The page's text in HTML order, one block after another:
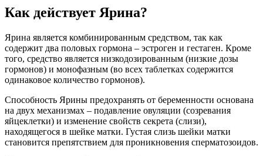
Как действует Ярина?
Ярина является комбинированным средством, так как
содержит два половых гормона – эстроген и гестаген. Кроме
того, средство является низкодозированным (низкие дозы
гормонов) и монофазным (во всех таблетках содержится
одинаковое количество гормонов).
Способность Ярины предохранять от беременности основана
на двух механизмах – подавление овуляции (созревания
яйцеклетки) и изменение свойств секрета (слизи),
находящегося в шейке матки. Густая слизь шейки матки
становится препятствием для проникновения сперматозоидов.